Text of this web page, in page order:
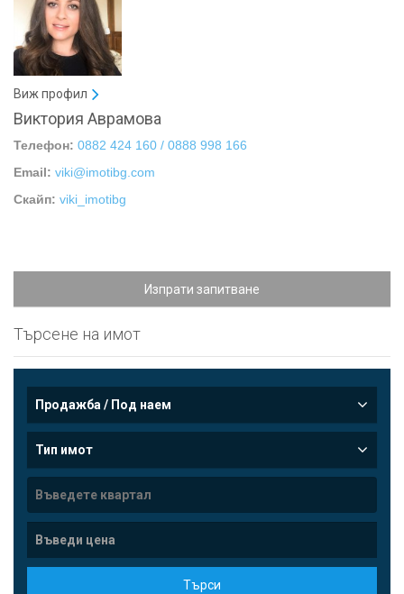
Виж профил
Виктория Аврамова
Телефон: 0882 424 160 / 0888 998 166
Email: viki@imotibg.com
Скайп: viki_imotibg
Изпрати запитване
Търсене на имот
Продажба / Под наем
Тип имот
Търси